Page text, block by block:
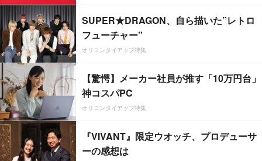
SUPER★DRAGON、自ら描いた”レトロ
フューチャー”
オリコンタイアップ特集
【驚愕】メーカー社員が推す「10万円台」
神コスパPC
オリコンタイアップ特集
『VIVANT』限定ウオッチ、プロデューサ
ーの感想は